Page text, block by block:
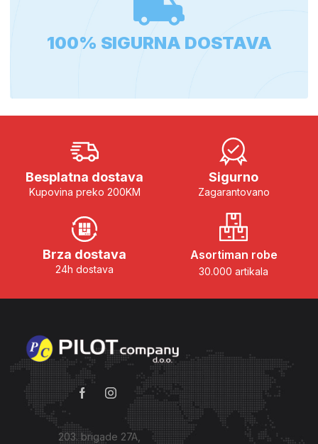
100% SIGURNA DOSTAVA
Besplatna dostava
Kupovina preko 200KM
Sigurno
Zagarantovano
Brza dostava
24h dostava
Asortiman robe
30.000 artikala
203. brigade 27A,